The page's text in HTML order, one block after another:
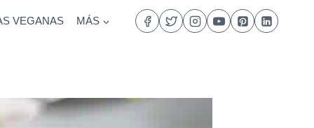
VEGANAS MÁS